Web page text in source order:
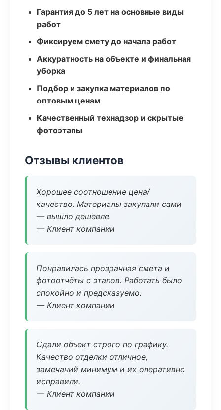
Гарантия до 5 лет на основные виды
работ
Фиксируем смету до начала работ
Аккуратность на объекте и финальная
уборка
Подбор и закупка материалов по
оптовым ценам
Качественный технадзор и скрытые
фотоэтапы
Отзывы клиентов
Хорошее соотношение цена/
качество. Материалы закупали сами
— вышло дешевле.
— Клиент компании
Понравилась прозрачная смета и
фотоотчёты с этапов. Работать было
спокойно и предсказуемо.
— Клиент компании
Сдали объект строго по графику.
Качество отделки отличное,
замечаний минимум и их оперативно
исправили.
— Клиент компании